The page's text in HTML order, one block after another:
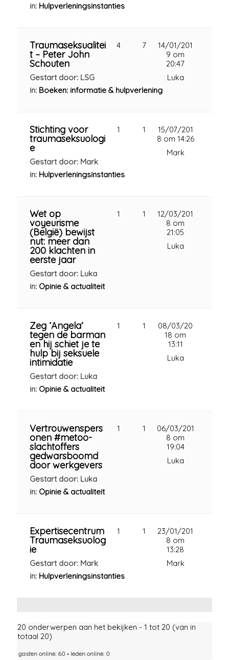
in: Hulpverleningsinstanties
Traumaseksualitei
t – Peter John
Schouten
Gestart door: LSG
in: Boeken: informatie & hulpverlening
4 7
14/01/201
9 om
20:47
Luka
Stichting voor
traumaseksuologi
e
Gestart door: Mark
in: Hulpverleningsinstanties
1 1
15/07/201
8 om 14:26
Mark
Wet op
voyeurisme
(België) bewijst
nut: meer dan
200 klachten in
eerste jaar
Gestart door: Luka
in: Opinie & actualiteit
1 1
12/03/201
8 om
21:05
Luka
Zeg ‘Angela’
tegen de barman
en hij schiet je te
hulp bij seksuele
intimidatie
Gestart door: Luka
in: Opinie & actualiteit
1 1
08/03/20
18 om
13:11
Luka
Vertrouwenspers
onen #metoo-
slachtoffers
gedwarsboomd
door werkgevers
Gestart door: Luka
in: Opinie & actualiteit
1 1
06/03/201
8 om
19:04
Luka
Expertisecentrum
Traumaseksuolog
ie
Gestart door: Mark
in: Hulpverleningsinstanties
1 1
23/01/201
8 om
13:28
Mark
20 onderwerpen aan het bekijken - 1 tot 20 (van in
totaal 20)
gasten online: 60 ▪︎ leden online: 0